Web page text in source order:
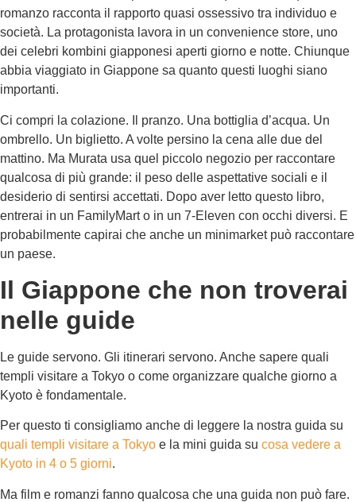
romanzo racconta il rapporto quasi ossessivo tra individuo e
società. La protagonista lavora in un convenience store, uno
dei celebri kombini giapponesi aperti giorno e notte. Chiunque
abbia viaggiato in Giappone sa quanto questi luoghi siano
importanti.
Ci compri la colazione. Il pranzo. Una bottiglia d’acqua. Un
ombrello. Un biglietto. A volte persino la cena alle due del
mattino. Ma Murata usa quel piccolo negozio per raccontare
qualcosa di più grande: il peso delle aspettative sociali e il
desiderio di sentirsi accettati. Dopo aver letto questo libro,
entrerai in un FamilyMart o in un 7-Eleven con occhi diversi. E
probabilmente capirai che anche un minimarket può raccontare
un paese.
Il Giappone che non troverai
nelle guide
Le guide servono. Gli itinerari servono. Anche sapere quali
templi visitare a Tokyo o come organizzare qualche giorno a
Kyoto è fondamentale.
Per questo ti consigliamo anche di leggere la nostra guida su
quali templi visitare a Tokyo e la mini guida su cosa vedere a
Kyoto in 4 o 5 giorni.
Ma film e romanzi fanno qualcosa che una guida non può fare.